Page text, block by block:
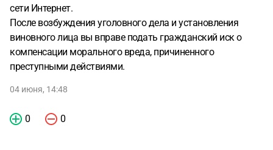
сети Интернет.
После возбуждения уголовного дела и установления
виновного лица вы вправе подать гражданский иск о
компенсации морального вреда, причиненного
преступными действиями.
04 июня, 14:48
0 0